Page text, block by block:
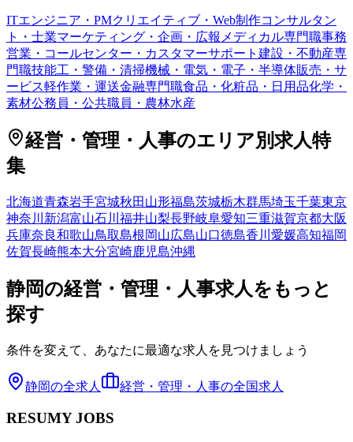
ITエンジニア・PMクリエイティブ・Web制作コンサルタン
ト・士業マーケティング・企画・広報 メディカル専門職事務
営業・コールセンター・カスタマーサポート 建設・不動産専
門職技能工・警備・清掃機械・電気・電子・半導体販売・サ
ービス軽作業・運送金融専門職食品・化粧品・日用品化学・
素材公務員・公共職員・農林水産
経営・管理・人事のエリア別求人特
集
北海道青森岩手宮城秋田 山形福島茨城栃木群馬埼玉千葉東京
神奈川 新潟富山石川 福井山梨長野岐阜愛知三重滋賀京都大阪
兵庫奈良和歌山鳥取島根岡山広島山口徳島香川 愛媛高知福岡
佐賀長崎熊本大分宮崎鹿児島沖縄
静岡の経営・管理・人事求人をもっと
探す
条件を変えて、あなたに最適な求人を見つけましょう
静岡の全求人 経営・管理・人事の全国求人
RESUMY JOBS